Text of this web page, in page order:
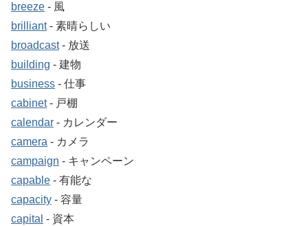
breeze ‐ 風
brilliant‐ 素晴らしい
broadcast‐ 放送
building ‐ 建物
business ‐ 仕事
cabinet‐ 戸棚
calendar ‐ カレンダー
camera ‐ カメラ
campaign ‐ キャンペーン
capable ‐ 有能な
capacity ‐ 容量
capital ‐ 資本